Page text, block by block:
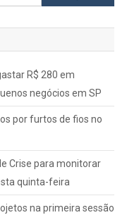
por:
R$ 280 em
negócios em SP
por furtos de fios no
Crise para monitorar
quinta-feira
na primeira sessão